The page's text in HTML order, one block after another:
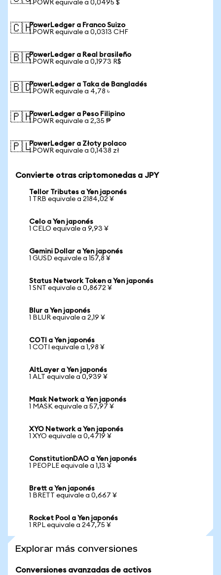
1 POWR equivale a 0,0495 $
🇨🇭PowerLedger a Franco Suizo
1 POWR equivale a 0,0313 CHF
🇧🇷PowerLedger a Real brasileño
1 POWR equivale a 0,1973 R$
🇧🇩PowerLedger a Taka de Bangladés
1 POWR equivale a 4,78 ৳
🇵🇭PowerLedger a Peso Filipino
1 POWR equivale a 2,35 ₱
🇵🇱PowerLedger a Złoty polaco
1 POWR equivale a 0,1438 zł
Convierte otras criptomonedas a JPY
Tellor Tributes a Yen japonés
1 TRB equivale a 2184,02 ¥
Celo a Yen japonés
1 CELO equivale a 9,93 ¥
Gemini Dollar a Yen japonés
1 GUSD equivale a 157,8 ¥
Status Network Token a Yen japonés
1 SNT equivale a 0,8672 ¥
Blur a Yen japonés
1 BLUR equivale a 2,19 ¥
COTI a Yen japonés
1 COTI equivale a 1,98 ¥
AltLayer a Yen japonés
1 ALT equivale a 0,939 ¥
Mask Network a Yen japonés
1 MASK equivale a 57,97 ¥
XYO Network a Yen japonés
1 XYO equivale a 0,4719 ¥
ConstitutionDAO a Yen japonés
1 PEOPLE equivale a 1,13 ¥
Brett a Yen japonés
1 BRETT equivale a 0,667 ¥
Rocket Pool a Yen japonés
1 RPL equivale a 247,75 ¥
Explorar más conversiones
Conversiones avanzadas de activos